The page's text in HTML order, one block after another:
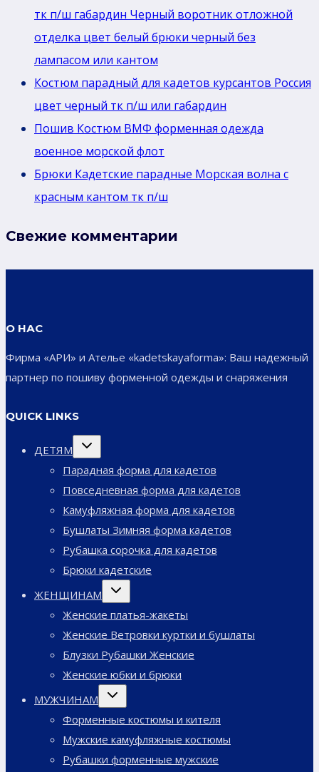
тк п/ш габардин Черный воротник отложной
отделка цвет белый брюки черный без
лaмпасом или кантом
Костюм парадный для кадетов курсантов Россия
цвет черный тк п/ш или габардин
Пошив Костюм ВМФ форменная одежда
военное морской флот
Брюки Кадетские парадные Морская волна с
красным кантом тк п/ш
Свежие комментарии
О НАС
Фирма «АРИ» и Ателье «kadetskayaforma»: Ваш надежный
партнер по пошиву форменной одежды и снаряжения
QUICK LINKS
ДЕТЯМ
Переключить
Парадная форма для кадетов
Повседневная форма для кадетов
Камуфляжная форма для кадетов
Бушлаты Зимняя форма кадетов
Рубашка сорочка для кадетов
Брюки кадетские
ЖЕНЩИНАМ
Переключить
Женские платья-жакеты
Женские Ветровки куртки и бушлаты
Блузки Рубашки Женские
Женские юбки и брюки
МУЖЧИНАМ
Переключить
Форменные костюмы и кителя
Мужские камуфляжные костюмы
Рубашки форменные мужские